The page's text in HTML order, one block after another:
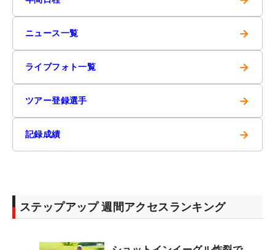
ニュース一覧 →
ライブフォト一覧 →
ツアー登録選手 →
記録成績 →
ステップアップ 週間アクセスランキング